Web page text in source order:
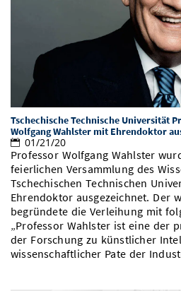
Vom Studium in den Beruf
Open Science/Open Access
Zahlen & Fakten
Preise, Auszeichnungen und
Kontakt
SIC Podcast
AnsprechpartnerInnen,
Termine, Vorträge und
Alumni
Tschechische Technische Universität
Wolfgang Wahlster mit Ehrendoktor
01/21/20
Professor Wolfgang Wahlster
feierlichen Versammlung des
Tschechischen Technischen
Ehrendoktor ausgezeichnet. Der
begründete die Verleihung mit
„Professor Wahlster ist eine der
der Forschung zu künstlicher
wissenschaftlicher Pate der